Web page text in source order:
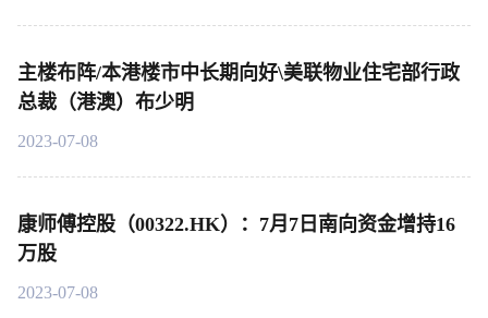
主楼布阵/本港楼市中长期向好\美联物业住宅部行政
总裁（港澳）布少明
2023-07-08
康师傅控股（00322.HK）：7月7日南向资金增持16
万股
2023-07-08